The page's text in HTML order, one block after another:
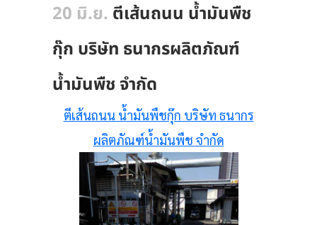
20 มิ.ย. ตีเส้นถนน น้ำมันพืช
กุ๊ก บริษัท ธนากรผลิตภัณฑ์
น้ำมันพืช จำกัด
ตีเส้นถนน น้ำมันพืชกุ๊ก บริษัท ธนากร
ผลิตภัณฑ์น้ำมันพืช จำกัด